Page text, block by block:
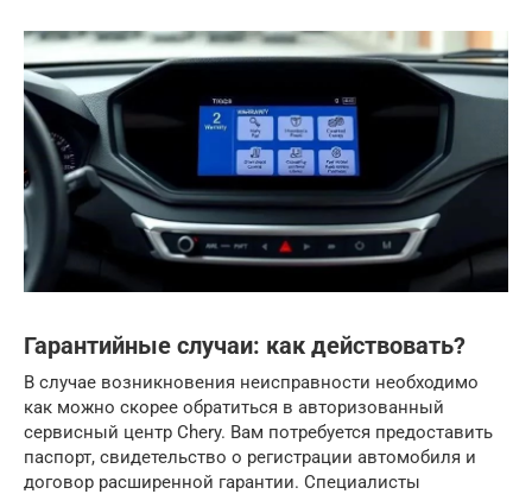
Гарантийные случаи: как действовать?
В случае возникновения неисправности необходимо
как можно скорее обратиться в авторизованный
сервисный центр Chery. Вам потребуется предоставить
паспорт, свидетельство о регистрации автомобиля и
договор расширенной гарантии. Специалисты